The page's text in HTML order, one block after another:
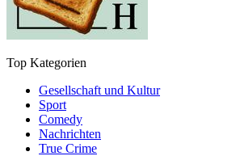
Top Kategorien
Gesellschaft und Kultur
Sport
Comedy
Nachrichten
True Crime